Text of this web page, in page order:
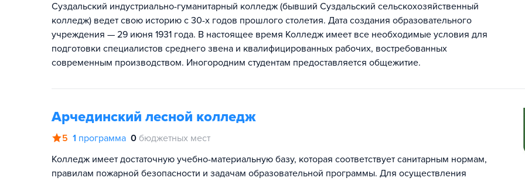
Суздальский индустриально-гуманитарный колледж (бывший Суздальский сельскохозяйственный
колледж) ведет свою историю с 30-х годов прошлого столетия. Дата создания образовательного
учреждения — 29 июня 1931 года. В настоящее время Колледж имеет все необходимые условия для
подготовки специалистов среднего звена и квалифицированных рабочих, востребованных
современным производством. Иногородним студентам предоставляется общежитие.
Арчединский лесной колледж
5 1 программа 0 бюджетных мест
Колледж имеет достаточную учебно-материальную базу, которая соответствует санитарным нормам,
правилам пожарной безопасности и задачам образовательной программы. Для осуществления